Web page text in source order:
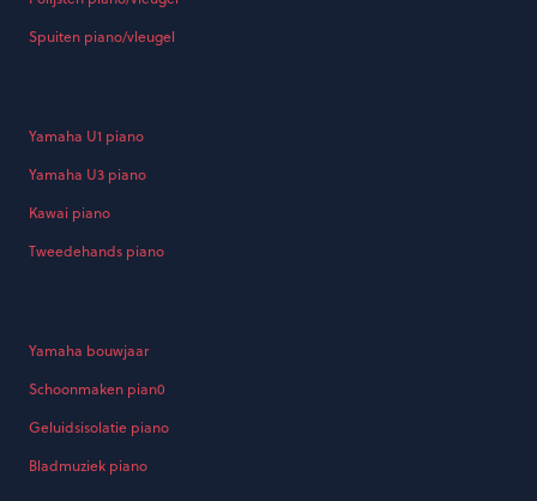
Spuiten piano/vleugel
Yamaha U1 piano
Yamaha U3 piano
Kawai piano
Tweedehands piano
Yamaha bouwjaar
Schoonmaken pian0
Geluidsisolatie piano
Bladmuziek piano